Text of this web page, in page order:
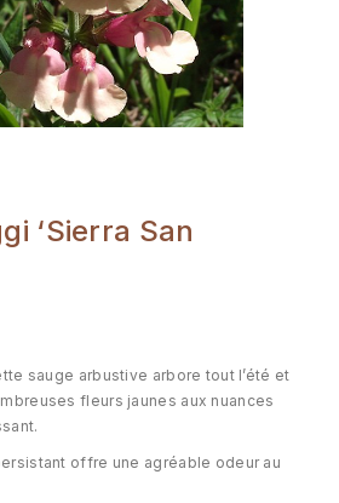
‘Sierra San
sauge arbustive arbore tout l’été et
fleurs jaunes aux nuances
offre une agréable odeur au